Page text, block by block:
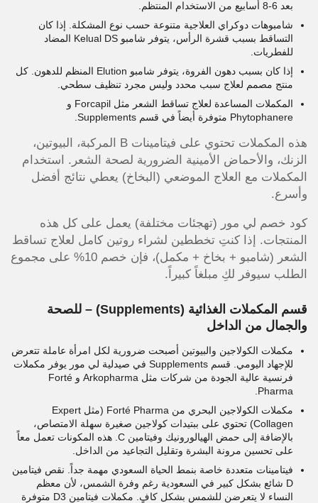
بعد 6-8 أسابيع من الاستخدام المنتظم.
شامبوهات دوكراي العلاجية متنوعة حسب نوع المشكلة. إذا كان
التساقط بسبب قشرة الرأس، يتوفر شامبو Kelual DS المضاد
للفطريات.
إذا كان بسبب دهون الفروة، يتوفر شامبو Elution المنظم للدهون. كل
منتج مصمم لعلاج سبب محدد وليس مجرد تنظيف سطحي.
المكملات المساعدة لعلاج تساقط الشعر مثل Forcapil و
Phytophanere متوفرة أيضاً في قسم Supplements.
هذه المكملات تحتوي على فيتامينات B المركبة، البيوتين،
الزنك، والأحماض الأمينية الضرورية لصحة الشعر. استخدام
المكملات مع العلاج الموضعي (البخاخ) يعطي نتائج أفضل
وأسرع.
كود خصم لي مور (تهجئات مختلفة) يعمل على كل هذه
المنتجات. إذا كنتِ تخططين لشراء روتين كامل لعلاج تساقط
الشعر (شامبو + بخاخ + مكمل)، فإن خصم 10% على مجموع
الطلب سيوفر لكِ مبلغاً كبيراً.
قسم المكملات الغذائية (Supplements) – للصحة
والجمال من الداخل
مكملات الكولاجين والبيوتين أصبحت ضرورية لكل امرأة عاملة تتعرض
للإجهاد اليومي. قسم Supplements في صيدلية لي مور يوفر مكملات
فرنسية عالية الجودة من شركات مثل Arkopharma و Forté
Pharma.
مكملات الكولاجين البحري من Forté Pharma (مثل Expert
Collagen) تحتوي على ببتيدات كولاجين صغيرة سهلة الامتصاص،
بالإضافة إلى حمض الهيالورونيك وفيتامين C. هذه المكونات تعمل معاً
على تحسين مرونة البشرة وتقليل التجاعيد من الداخل.
فيتامينات متعددة خاصة بنمط الحياة السعودي مهمة جداً. نقص فيتامين
D شائع بشكل كبير في السعودية رغم وفرة الشمس، لأن معظم
النساء لا يتعرضن للشمس بشكل كافٍ. مكملات فيتامين D3 متوفرة